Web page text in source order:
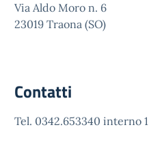
Via Aldo Moro n. 6
23019 Traona (SO)
Contatti
Tel. 0342.653340 interno 1